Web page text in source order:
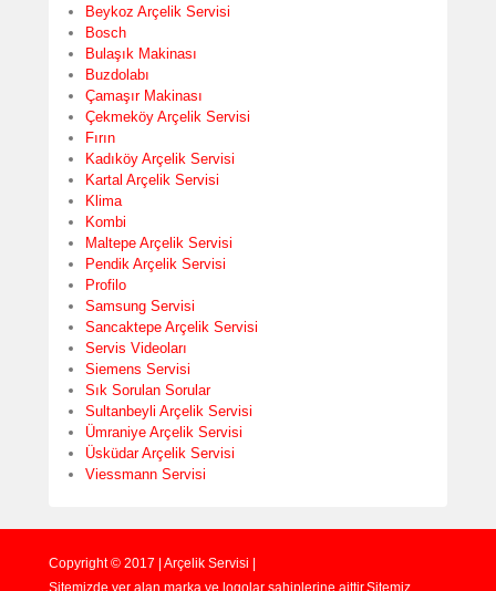
Beykoz Arçelik Servisi
Bosch
Bulaşık Makinası
Buzdolabı
Çamaşır Makinası
Çekmeköy Arçelik Servisi
Fırın
Kadıköy Arçelik Servisi
Kartal Arçelik Servisi
Klima
Kombi
Maltepe Arçelik Servisi
Pendik Arçelik Servisi
Profilo
Samsung Servisi
Sancaktepe Arçelik Servisi
Servis Videoları
Siemens Servisi
Sık Sorulan Sorular
Sultanbeyli Arçelik Servisi
Ümraniye Arçelik Servisi
Üsküdar Arçelik Servisi
Viessmann Servisi
Copyright © 2017 | Arçelik Servisi |
Sitemizde yer alan marka ve logolar sahiplerine aittir.Sitemiz